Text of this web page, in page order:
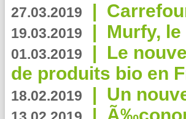
27.03.2019 |
19.03.2019 | Murfy,
01.03.2019 | Le
de produits bio en
18.02.2019 | Un